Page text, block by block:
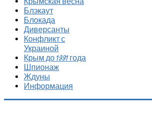
Блэкаут
Блокада
Диверсанты
Конфликт с
Украиной
Крым до 1991 года
Шпионаж
Ждуны
Информация